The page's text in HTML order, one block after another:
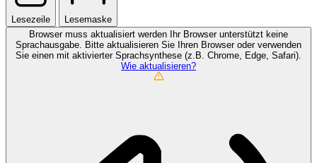
Lesezeile
Lesemaske
Browser muss aktualisiert werden
Ihr Browser unterstützt keine
Sprachausgabe. Bitte aktualisieren Sie Ihren Browser oder verwenden
Sie einen mit aktivierter Sprachsynthese (z.B. Chrome, Edge, Safari).
Wie aktualisieren?